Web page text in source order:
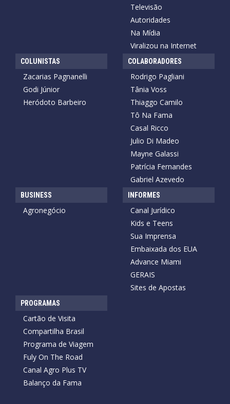
Televisão
Autoridades
Na Mídia
Viralizou na Internet
COLUNISTAS
Zacarias Pagnanelli
Godi Júnior
Heródoto Barbeiro
COLABORADORES
Rodrigo Pagliani
Tânia Voss
Thiaggo Camilo
Tô Na Fama
Casal Ricco
Julio Di Madeo
Mayne Galassi
Patrícia Fernandes
Gabriel Azevedo
BUSINESS
Agronegócio
INFORMES
Canal Jurídico
Kids e Teens
Sua Imprensa
Embaixada dos EUA
Advance Miami
GERAIS
Sites de Apostas
PROGRAMAS
Cartão de Visita
Compartilha Brasil
Programa de Viagem
Fuly On The Road
Canal Agro Plus TV
Balanço da Fama